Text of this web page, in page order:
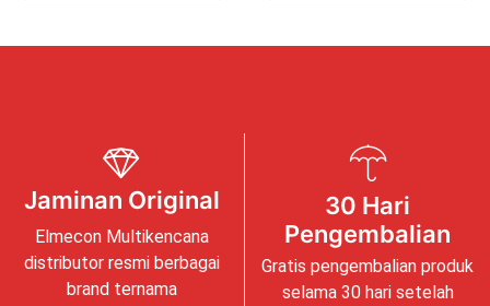
Jaminan Original
Elmecon Multikencana
distributor resmi berbagai
brand ternama
30 Hari
Pengembalian
Gratis pengembalian produk
selama 30 hari setelah